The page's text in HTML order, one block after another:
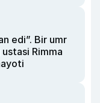
edi”. Bir umr
Rimma